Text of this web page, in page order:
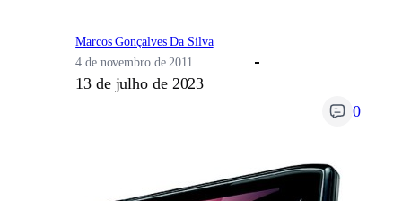
Marcos Gonçalves Da Silva
4 de novembro de 2011
13 de julho de 2023
0